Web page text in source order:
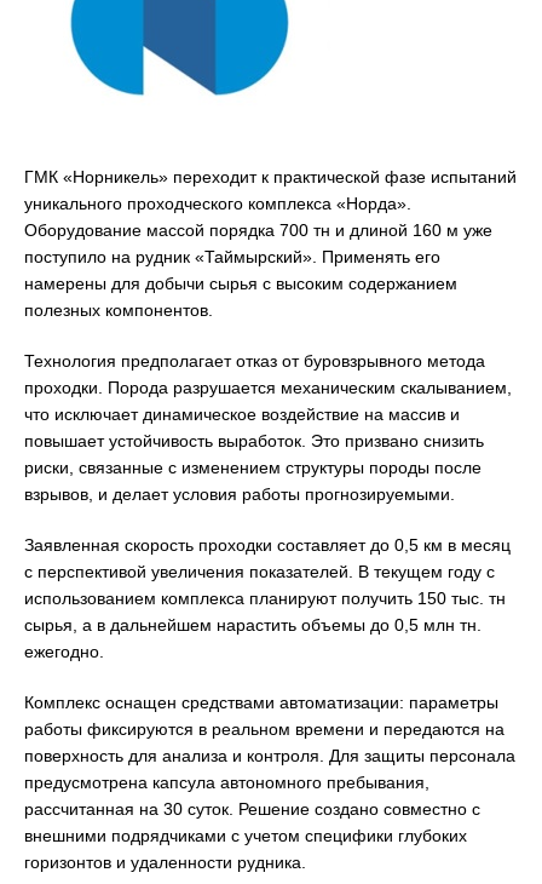
ГМК «Норникель» переходит к практической фазе испытаний
уникального проходческого комплекса «Норда».
Оборудование массой порядка 700 тн и длиной 160 м уже
поступило на рудник «Таймырский». Применять его
намерены для добычи сырья с высоким содержанием
полезных компонентов.
Технология предполагает отказ от буровзрывного метода
проходки. Порода разрушается механическим скалыванием,
что исключает динамическое воздействие на массив и
повышает устойчивость выработок. Это призвано снизить
риски, связанные с изменением структуры породы после
взрывов, и делает условия работы прогнозируемыми.
Заявленная скорость проходки составляет до 0,5 км в месяц
с перспективой увеличения показателей. В текущем году с
использованием комплекса планируют получить 150 тыс. тн
сырья, а в дальнейшем нарастить объемы до 0,5 млн тн.
ежегодно.
Комплекс оснащен средствами автоматизации: параметры
работы фиксируются в реальном времени и передаются на
поверхность для анализа и контроля. Для защиты персонала
предусмотрена капсула автономного пребывания,
рассчитанная на 30 суток. Решение создано совместно с
внешними подрядчиками с учетом специфики глубоких
горизонтов и удаленности рудника.